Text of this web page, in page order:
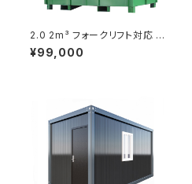
2.0 2m³ フォークリフト対応 バ
ッカン 産廃ボックス 水抜け穴あ
り 大型 ゴミ箱 鉄箱 スクラップ
¥99,000